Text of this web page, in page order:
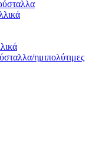
ημιπολύτιμες